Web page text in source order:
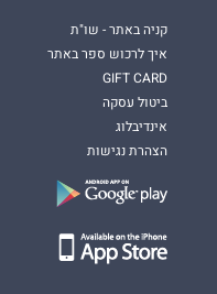
קניה באתר - שו"ת
איך לרכוש ספר באתר
GIFT CARD
ביטול עסקה
אינדיבלוג
הצהרת נגישות